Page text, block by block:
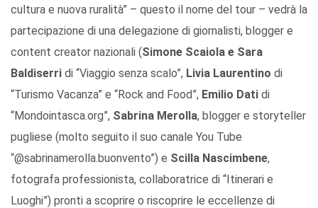
cultura e nuova ruralità” – questo il nome del tour – vedrà la
partecipazione di una delegazione di giornalisti, blogger e
content creator nazionali (Simone Scaiola e Sara
Baldiserri di “Viaggio senza scalo”, Livia Laurentino di
“Turismo Vacanza” e “Rock and Food”, Emilio Dati di
“Mondointasca.org”, Sabrina Merolla, blogger e storyteller
pugliese (molto seguito il suo canale You Tube
“@sabrinamerolla.buonvento”) e Scilla Nascimbene,
fotografa professionista, collaboratrice di “Itinerari e
Luoghi”) pronti a scoprire o riscoprire le eccellenze di